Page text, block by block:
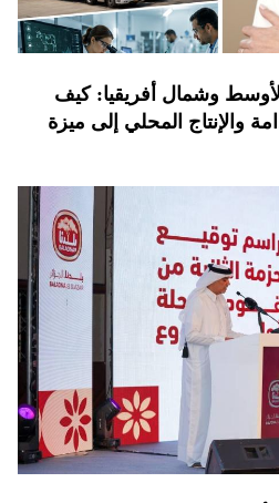
وشمال أفريقيا: كيف
والإنتاج المحلي إلى ميزة